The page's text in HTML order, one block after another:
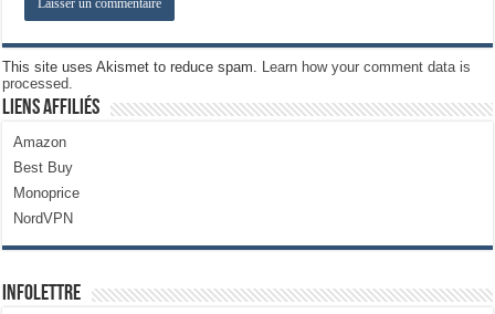
This site uses Akismet to reduce spam. Learn how your comment data is
processed.
Liens Affiliés
Amazon
Best Buy
Monoprice
NordVPN
Infolettre